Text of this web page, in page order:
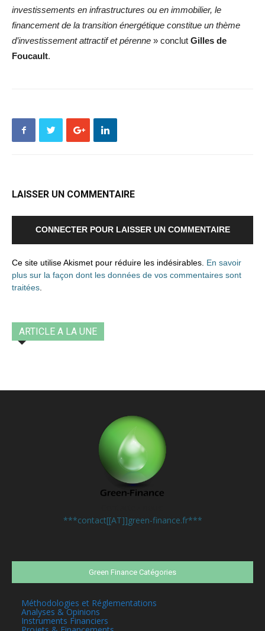
investissements en infrastructures ou en immobilier, le
financement de la transition énergétique constitue un thème
d’investissement attractif et pérenne » conclut Gilles de
Foucault.
LAISSER UN COMMENTAIRE
CONNECTER POUR LAISSER UN COMMENTAIRE
Ce site utilise Akismet pour réduire les indésirables. En savoir
plus sur la façon dont les données de vos commentaires sont
traitées
ARTICLE A LA UNE
***contact[[AT]]green-finance.fr***
Green Finance Catégories
Méthodologies et Réglementations
Analyses & Opinions
Instruments Financiers